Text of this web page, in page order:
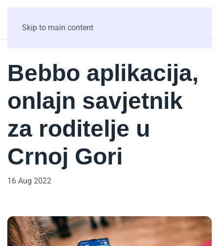
Skip to main content
Bebbo aplikacija,
onlajn savjetnik
za roditelje u
Crnoj Gori
16 Aug 2022